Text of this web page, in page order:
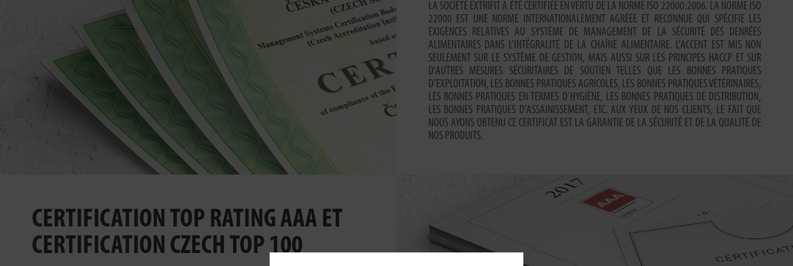
LA SOCIÉTÉ EXTRIFIT A ÉTÉ CERTIFIÉE EN VERTU DE LA NORME ISO 22000:2006. LA NORME ISO
22000 EST UNE NORME INTERNATIONALEMENT AGRÉÉE ET RECONNUE QUI SPÉCIFIE LES
EXIGENCES RELATIVES AU SYSTÈME DE MANAGEMENT DE LA SÉCURITÉ DES DENRÉES
ALIMENTAIRES DANS L’INTÉGRALITÉ DE LA CHAÎNE ALIMENTAIRE. L’ACCENT EST MIS NON
SEULEMENT SUR LE SYSTÈME DE GESTION, MAIS AUSSI SUR LES PRINCIPES HACCP ET SUR
D’AUTRES MESURES SÉCURITAIRES DE SOUTIEN TELLES QUE LES BONNES PRATIQUES
D’EXPLOITATION, LES BONNES PRATIQUES AGRICOLES, LES BONNES PRATIQUES VÉTÉRINAIRES,
LES BONNES PRATIQUES EN TERMES D’HYGIÈNE, LES BONNES PRATIQUES DE DISTRIBUTION,
LES BONNES PRATIQUES D’ASSAINISSEMENT, ETC. AUX YEUX DE NOS CLIENTS, LE FAIT QUE
NOUS AYONS OBTENU CE CERTIFICAT EST LA GARANTIE DE LA SÉCURITÉ ET DE LA QUALITÉ DE
NOS PRODUITS.
CERTIFICATION TOP RATING AAA ET
CERTIFICATION CZECH TOP 100